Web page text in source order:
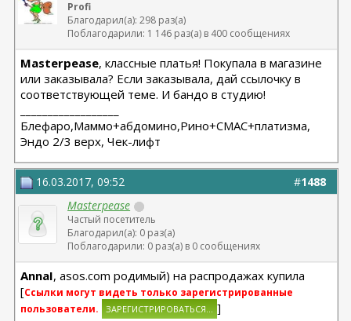
Profi
Благодарил(а): 298 раз(а)
Поблагодарили: 1 146 раз(а) в 400 сообщениях
Masterpease, классные платья! Покупала в магазине
или заказывала? Если заказывала, дай ссылочку в
соответствующей теме. И бандо в студию!
Блефаро,Маммо+абдомино,Рино+СМАС+платизма,
Эндо 2/3 верх, Чек-лифт
#1488
16.03.2017, 09:52
Masterpease
Частый посетитель
Благодарил(а): 0 раз(а)
Поблагодарили: 0 раз(а) в 0 сообщениях
AnnaI, asos.com родимый) на распродажах купила
[Ссылки могут видеть только зарегистрированные
пользователи.
]